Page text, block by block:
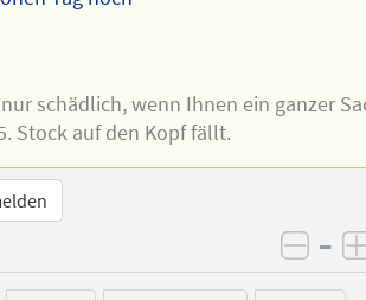
schädlich, wenn Ihnen ein ganzer
Stock auf den Kopf fällt.
–